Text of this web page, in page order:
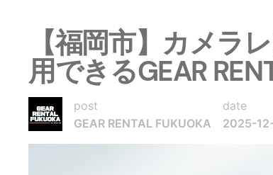
【福岡市】カメラ
用できるGEAR
post
GEAR RENTAL FUKUOKA
date
2025-